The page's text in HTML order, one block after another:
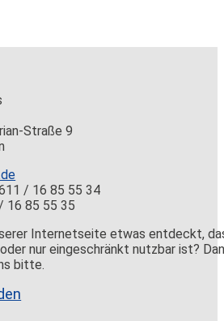
Straße 9
/ 16 85 55 34
16 85 55 35
Internetseite etwas entdeckt,
nur eingeschränkt nutzbar ist?
bitte.